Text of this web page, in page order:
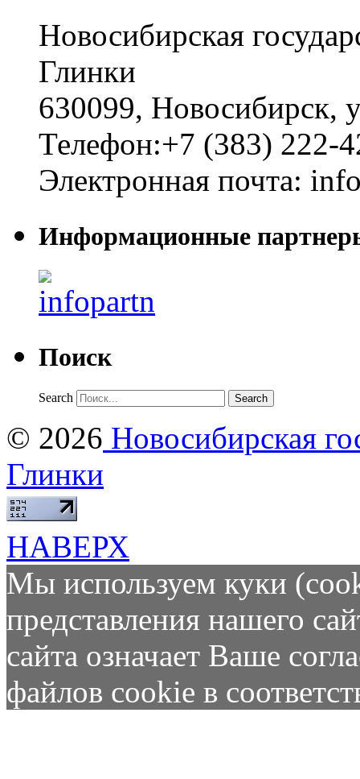
Новосибирская
Глинки
630099, Новосибирск,
Телефон:+7 (383) 222-
Электронная почта:
Информационные
Поиск
Search
© 2026 Новосибирская
Глинки
НАВЕРХ
Мы используем куки
представления нашего
сайта означает Ваше
файлов cookie в